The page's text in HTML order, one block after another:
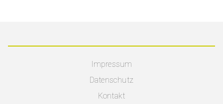
Impressum
Datenschutz
Kontakt